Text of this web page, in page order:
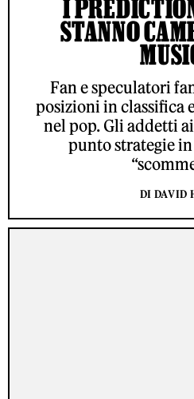
I
STANNO
Fan e speculatori
posizioni in classifica
nel pop. Gli addetti
punto strategie in
DI DAVID